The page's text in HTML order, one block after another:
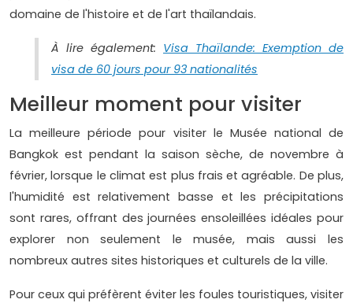
domaine de l'histoire et de l'art thaïlandais.
À lire également: Visa Thaïlande: Exemption de
visa de 60 jours pour 93 nationalités
Meilleur moment pour visiter
La meilleure période pour visiter le Musée national de
Bangkok est pendant la saison sèche, de novembre à
février, lorsque le climat est plus frais et agréable. De plus,
l'humidité est relativement basse et les précipitations
sont rares, offrant des journées ensoleillées idéales pour
explorer non seulement le musée, mais aussi les
nombreux autres sites historiques et culturels de la ville.
Pour ceux qui préfèrent éviter les foules touristiques, visiter